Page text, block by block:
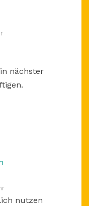
nächster
nutzen